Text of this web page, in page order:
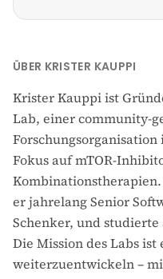
Gründete das
ÜBER KRISTER KAUPPI
Krister Kauppi ist
Lab, einer community-
Fokus auf mTOR-
er jahrelang Senior
Schenker, und
Die Mission des Labs ist
weiterzuentwickeln –